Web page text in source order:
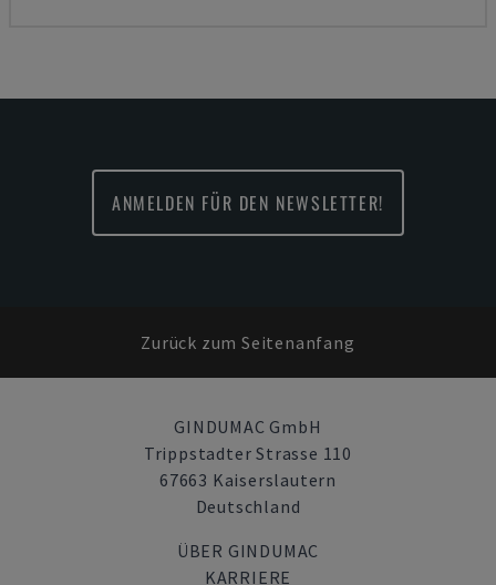
ANMELDEN FÜR DEN NEWSLETTER!
Zurück zum Seitenanfang
GINDUMAC GmbH
Trippstadter Strasse 110
67663 Kaiserslautern
Deutschland
ÜBER GINDUMAC
KARRIERE